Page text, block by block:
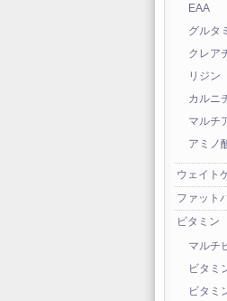
EAA
グルタ
クレア
リジン
カルニ
マルチ
アミノ
ウェイト
ファット
ビタミン
マルチ
ビタミ
ビタミ